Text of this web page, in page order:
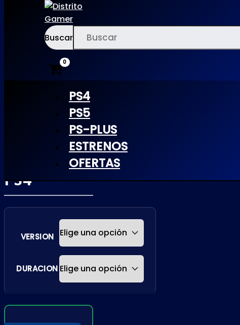
Buscar
PS4
PS5
PS-PLUS
ESTRENOS
OFERTAS
BLAZING
CHROME |
PS4
VERSION
DURACION